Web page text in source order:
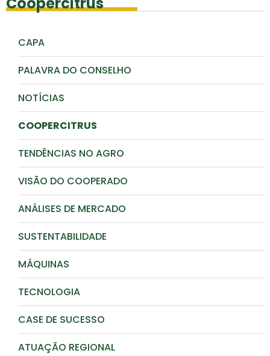
CAPA
PALAVRA DO CONSELHO
NOTÍCIAS
COOPERCITRUS
TENDÊNCIAS NO AGRO
VISÃO DO COOPERADO
ANÁLISES DE MERCADO
SUSTENTABILIDADE
MÁQUINAS
TECNOLOGIA
CASE DE SUCESSO
ATUAÇÃO REGIONAL